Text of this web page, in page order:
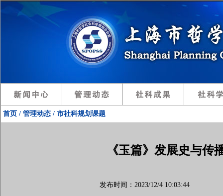
首页 / 管理动态 / 市社科规划课题
《玉篇》发展史与传
发布时间：2023/12/4 10:03:44